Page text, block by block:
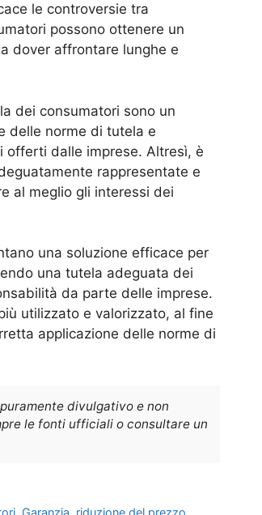
le controversie tra
possono ottenere un
dover affrontare lunghe e
dei consumatori sono un
delle norme di tutela e
offerti dalle imprese. Altresì, è
rappresentate e
al meglio gli interessi dei
una soluzione efficace per
una tutela adeguata dei
da parte delle imprese.
utilizzato e valorizzato, al fine
applicazione delle norme di
divulgativo e non
le fonti ufficiali o consultare un
Garanzia riduzione del prezzo